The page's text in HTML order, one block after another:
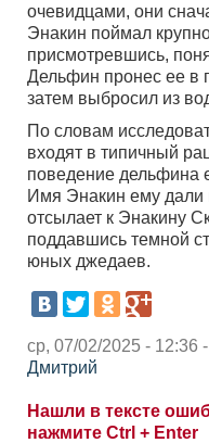
очевидцами, они
Энакин поймал
присмотревшись,
Дельфин пронес ее в
затем выбросил из
По словам
входят в типичный
поведение дельфина
Имя Энакин ему
отсылает к Энакину
поддавшись темной
юных джедаев.
ср, 07/02/2025 - 12:36
Дмитрий
Нашли в тексте
нажмите Ctrl + Enter